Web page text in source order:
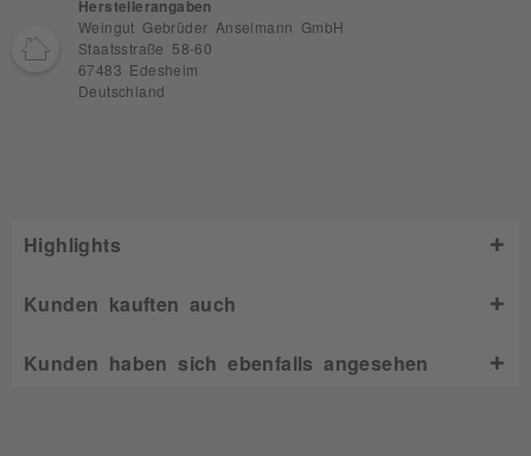
Herstellerangaben
Weingut Gebrüder Anselmann GmbH
Staatsstraße 58-60
67483 Edesheim
Deutschland
Highlights
Kunden kauften auch
Kunden haben sich ebenfalls angesehen